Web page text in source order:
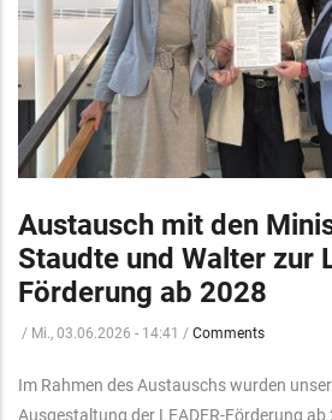
Austausch mit den
Staudte und Walter zur
Förderung ab 2028
/ Mi., 03.06.2026 - 14:41 / Comments
Im Rahmen des Austauschs wurden
Ausgestaltung der LEADER-Förderung